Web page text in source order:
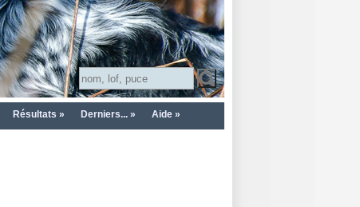
Résultats » Derniers... » Aide »